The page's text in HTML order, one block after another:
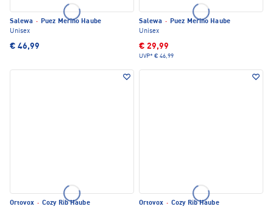
Salewa · Puez Merino Haube
Unisex
€ 46,99
Salewa · Puez Merino Haube
Unisex
€ 29,99
UVP* € 46,99
Ortovox · Cozy Rib Haube
Ortovox · Cozy Rib Haube